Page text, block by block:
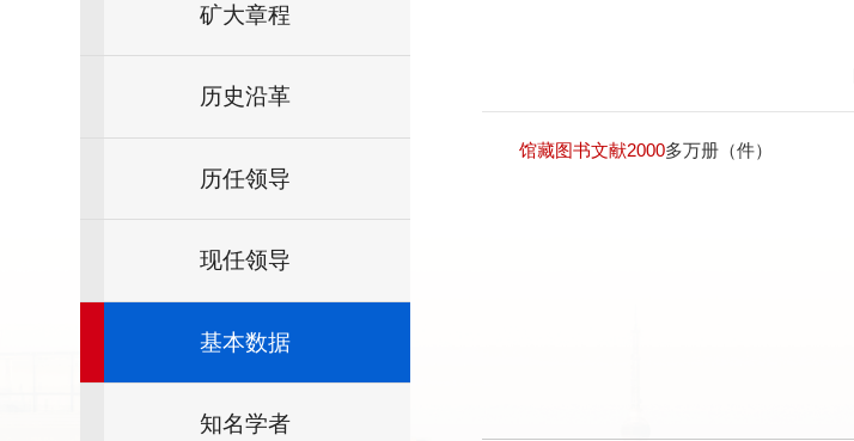
矿大章程
历史沿革
历任领导
现任领导
基本数据
知名学者
馆藏图书文献2000多万册（件）